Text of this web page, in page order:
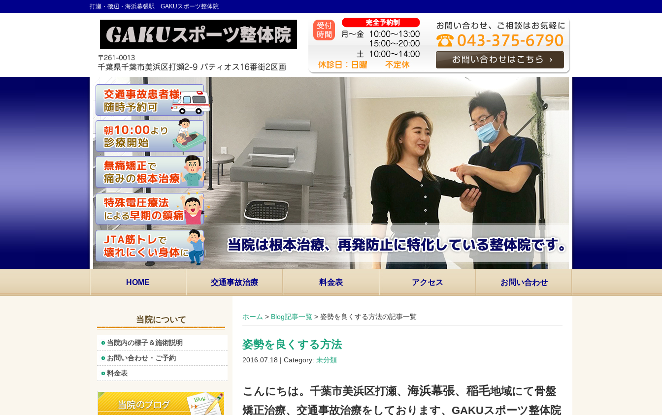
打瀬・磯辺・海浜幕張駅 GAKUスポーツ整体院
HOME 交通事故治療 料金表 アクセス お問い合わせ
ホーム > Blog記事一覧 > 姿勢を良くする方法の記事一覧
姿勢を良くする方法
2016.07.18 | Category: 未分類
こんにちは。千葉市美浜区打瀬、 海浜幕張、稲毛地域にて骨盤
矯正治療、交通事故治療をしております、GAKUスポーツ整体院
当院について
当院内の様子＆施術説明
お問い合わせ・ご予約
料金表